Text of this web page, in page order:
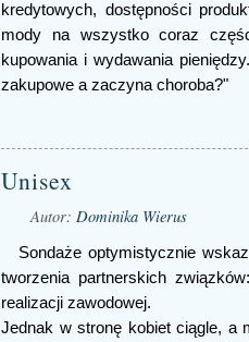
kredytowych, dostępności
mody na wszystko coraz
kupowania i wydawania
zakupowe a zaczyna choroba?"
Unisex
Autor: Dominika Wierus
Sondaże optymistycznie
tworzenia partnerskich
realizacji zawodowej.
Jednak w stronę kobiet ciągle, a